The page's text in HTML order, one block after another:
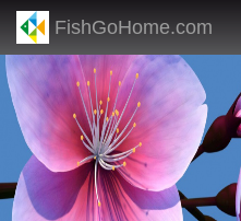
FishGoHome.com